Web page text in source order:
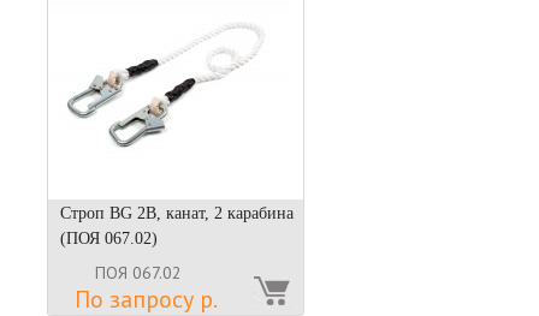
Строп BG 2В, канат, 2 карабина
(ПОЯ 067.02)
ПОЯ 067.02
По запросу р.